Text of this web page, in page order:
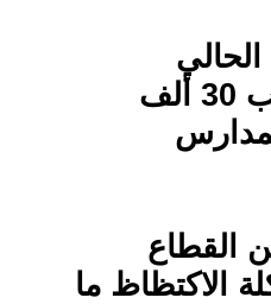
الحالي
وتوقعت ارتفاع العدد لتوفير غرف صفية تستوعب 30 ألف
ألف طالب من القطاع
الاكتظاظ ما